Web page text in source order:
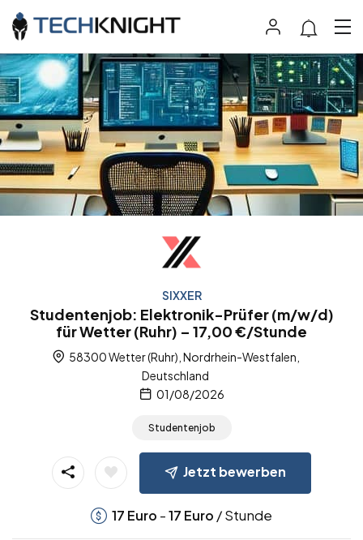
SIXXER
Studentenjob: Elektronik-Prüfer (m/w/d)
für Wetter (Ruhr) – 17,00 €/Stunde
58300 Wetter (Ruhr), Nordrhein-Westfalen,
Deutschland
01/08/2026
Studentenjob
Jetzt bewerben
17 Euro -17 Euro / Stunde